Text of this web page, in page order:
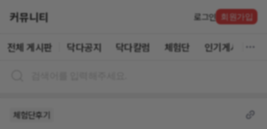
커뮤니티 로그인 회원가입
전체 게시판 닥다공지 닥다칼럼 체험단 인기게시글
체험단후기